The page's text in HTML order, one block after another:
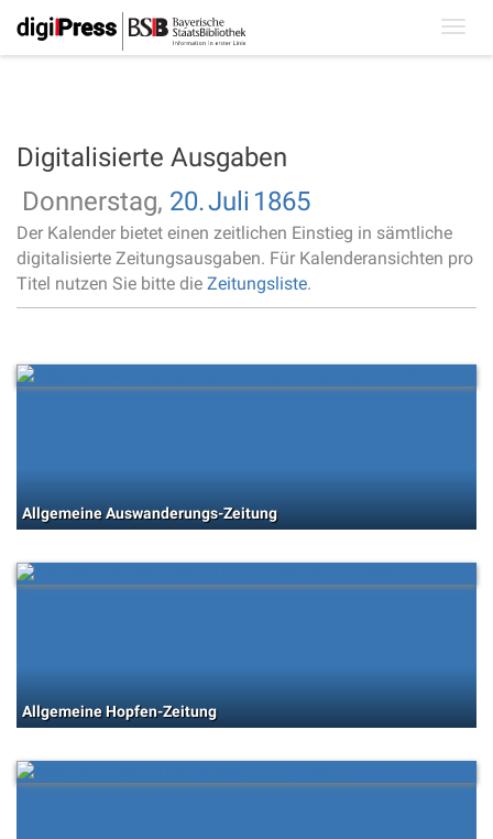
Digitalisierte Ausgaben
Donnerstag, 20.Juli 1865
Der Kalender bietet einen zeitlichen Einstieg in sämtliche
digitalisierte Zeitungsausgaben. Für Kalenderansichten pro
Titel nutzen Sie bitte die Zeitungsliste.
Allgemeine Auswanderungs-Zeitung
Allgemeine Hopfen-Zeitung